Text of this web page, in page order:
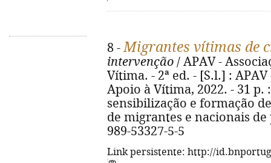
8 -Migrantes vítimas de
intervenção / APAV -
Vítima. - 2ª ed. - [S.l.] :
Apoio à Vítima, 2022. - 31 p.
sensibilização e formação
de migrantes e nacionais de
989-53327-5-5
Link persistente: http://